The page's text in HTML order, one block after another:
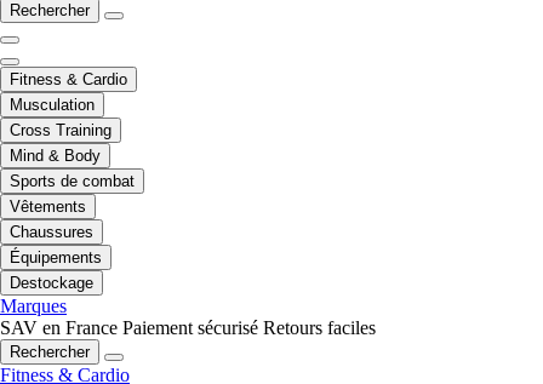
Rechercher
Fitness & Cardio
Musculation
Cross Training
Mind & Body
Sports de combat
Vêtements
Chaussures
Équipements
Destockage
Marques
SAV en France Paiement sécurisé Retours faciles
Rechercher
Fitness & Cardio